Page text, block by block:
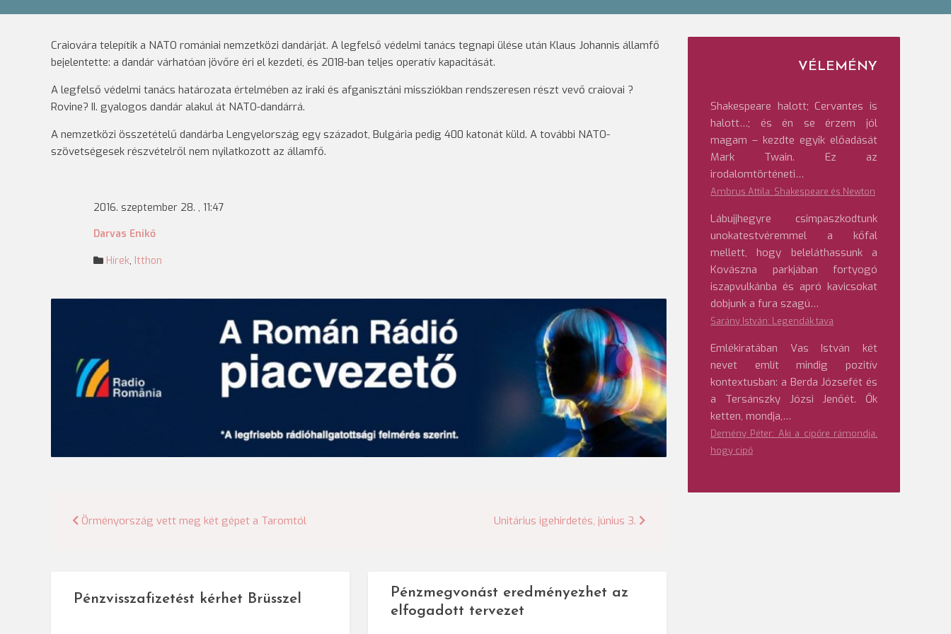
Craiovára telepítik a NATO romániai nemzetközi dandárját. A legfelső védelmi tanács tegnapi ülése után Klaus Johannis államfő
bejelentette: a dandár várhatóan jövőre éri el kezdeti, és 2018-ban teljes operatív kapacitását.
A legfelső védelmi tanács határozata értelmében az iraki és afganisztáni missziókban rendszeresen részt vevő craiovai ?
Rovine? II. gyalogos dandár alakul át NATO-dandárrá.
A nemzetközi összetételű dandárba Lengyelország egy századot, Bulgária pedig 400 katonát küld. A további NATO-
szövetségesek részvételről nem nyilatkozott az államfő.
2016. szeptember 28. , 11:47
Darvas Enikő
Hírek, Itthon
Bejegyzés
Örményország vett meg két gépet a Taromtól Unitárius igehirdetés, június 3.
Pénzvisszafizetést kérhet Brüsszel
Pénzmegvonást eredményezhet az
elfogadott tervezet
VÉLEMÉNY
Shakespeare halott; Cervantes is
halott…; és én se érzem jól
magam – kezdte egyik előadását
Mark Twain. Ez az
irodalomtörténeti…
Ambrus Attila: Shakespeare és Newton
Lábujjhegyre csimpaszkodtunk
unokatestvéremmel a kőfal
mellett, hogy beleláthassunk a
Kovászna parkjában fortyogó
iszapvulkánba és apró kavicsokat
dobjunk a fura szagú…
Sarány István: Legendák tava
Emlékiratában Vas István két
nevet említ mindig pozitív
kontextusban: a Berda Józsefét és
a Tersánszky Józsi Jenőét. Ők
ketten, mondja,…
Demény Péter: Aki a cipőre rámondja,
hogy cipő